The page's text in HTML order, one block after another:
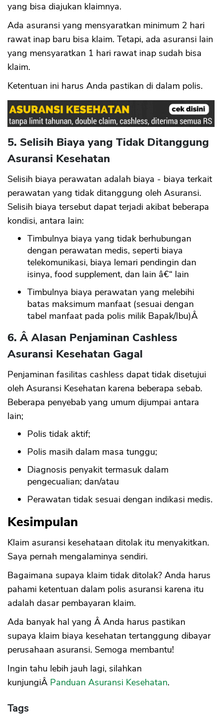
yang bisa diajukan klaimnya.
Ada asuransi yang mensyaratkan minimum 2 hari
rawat inap baru bisa klaim. Tetapi, ada asuransi lain
yang mensyaratkan 1 hari rawat inap sudah bisa
klaim.
Ketentuan ini harus Anda pastikan di dalam polis.
5. Selisih Biaya yang Tidak Ditanggung
Asuransi Kesehatan
Selisih biaya perawatan adalah biaya - biaya terkait
perawatan yang tidak ditanggung oleh Asuransi.
Selisih biaya tersebut dapat terjadi akibat beberapa
kondisi, antara lain:
Timbulnya biaya yang tidak berhubungan
dengan perawatan medis, seperti biaya
telekomunikasi, biaya lemari pendingin dan
isinya, food supplement, dan lain â€“ lain
Timbulnya biaya perawatan yang melebihi
batas maksimum manfaat (sesuai dengan
tabel manfaat pada polis milik Bapak/Ibu)Â
6. Â Alasan Penjaminan Cashless
Asuransi Kesehatan Gagal
Penjaminan fasilitas cashless dapat tidak disetujui
oleh Asuransi Kesehatan karena beberapa sebab.
Beberapa penyebab yang umum dijumpai antara
lain;
Polis tidak aktif;
Polis masih dalam masa tunggu;
Diagnosis penyakit termasuk dalam
pengecualian; dan/atau
Perawatan tidak sesuai dengan indikasi medis.
Kesimpulan
Klaim asuransi kesehataan ditolak itu menyakitkan.
Saya pernah mengalaminya sendiri.
Bagaimana supaya klaim tidak ditolak? Anda harus
pahami ketentuan dalam polis asuransi karena itu
adalah dasar pembayaran klaim.
Ada banyak hal yang Â Anda harus pastikan
supaya klaim biaya kesehatan tertanggung dibayar
perusahaan asuransi. Semoga membantu!
Ingin tahu lebih jauh lagi, silahkan
kunjungiÂ Panduan Asuransi Kesehatan.
Tags